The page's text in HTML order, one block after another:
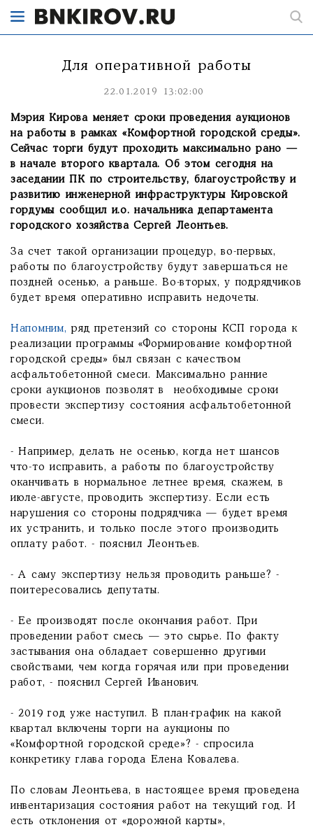
Для оперативной работы
22.01.2019 13:02:00
Мэрия Кирова меняет сроки проведения аукционов
на работы в рамках «Комфортной городской среды».
Сейчас торги будут проходить максимально рано —
в начале второго квартала. Об этом сегодня на
заседании ПК по строительству, благоустройству и
развитию инженерной инфраструктуры Кировской
гордумы сообщил и.о. начальника департамента
городского хозяйства Сергей Леонтьев.
За счет такой организации процедур, во-первых,
работы по благоустройству будут завершаться не
поздней осенью, а раньше. Во-вторых, у подрядчиков
будет время оперативно исправить недочеты.
Напомним,ряд претензий со стороны КСП города к
реализации программы «Формирование комфортной
городской среды» был связан с качеством
асфальтобетонной смеси. Максимально ранние
сроки аукционов позволят в необходимые сроки
провести экспертизу состояния асфальтобетонной
смеси.
- Например, делать не осенью, когда нет шансов
что-то исправить, а работы по благоустройству
оканчивать в нормальное летнее время, скажем, в
июле-августе, проводить экспертизу. Если есть
нарушения со стороны подрядчика — будет время
их устранить, и только после этого производить
оплату работ. - пояснил Леонтьев.
- А саму экспертизу нельзя проводить раньше? -
поитересовались депутаты.
- Ее производят после окончания работ. При
проведении работ смесь — это сырье. По факту
застывания она обладает совершенно другими
свойствами, чем когда горячая или при проведении
работ, - пояснил Сергей Иванович.
- 2019 год уже наступил. В план-график на какой
квартал включены торги на аукционы по
«Комфортной городской среде»? - спросила
конкретику глава города Елена Ковалева.
По словам Леонтьева, в настоящее время проведена
инвентаризация состояния работ на текущий год. И
есть отклонения от «дорожной карты»,